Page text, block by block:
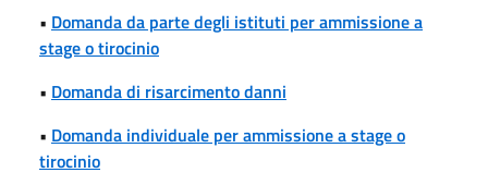
• Domanda da parte degli istituti per ammissione a
stage o tirocinio
• Domanda di risarcimento danni
• Domanda individuale per ammissione a stage o
tirocinio